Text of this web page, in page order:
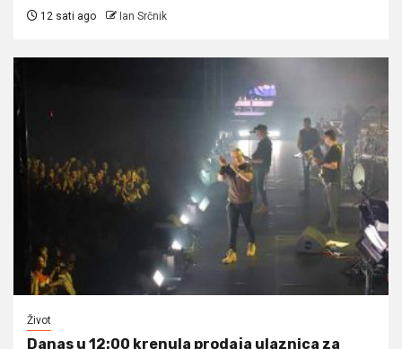
12 sati ago Ian Srčnik
Život
Danas u 12:00 krenula prodaja ulaznica za